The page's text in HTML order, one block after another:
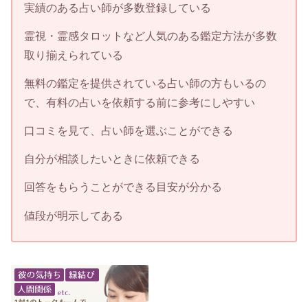
実績のある占い師が多数登録している
霊視・霊感タロットなど人気のある鑑定方法が多数
取り揃えられている
無料の鑑定を提供されている占い師の方もいるの
で、有料の占いを依頼する前に参考にしやすい
口コミを見て、占い師を選ぶことができる
自分が相談したいときに依頼できる
回答をもらうことができる目安が分かる
値段が明示してある